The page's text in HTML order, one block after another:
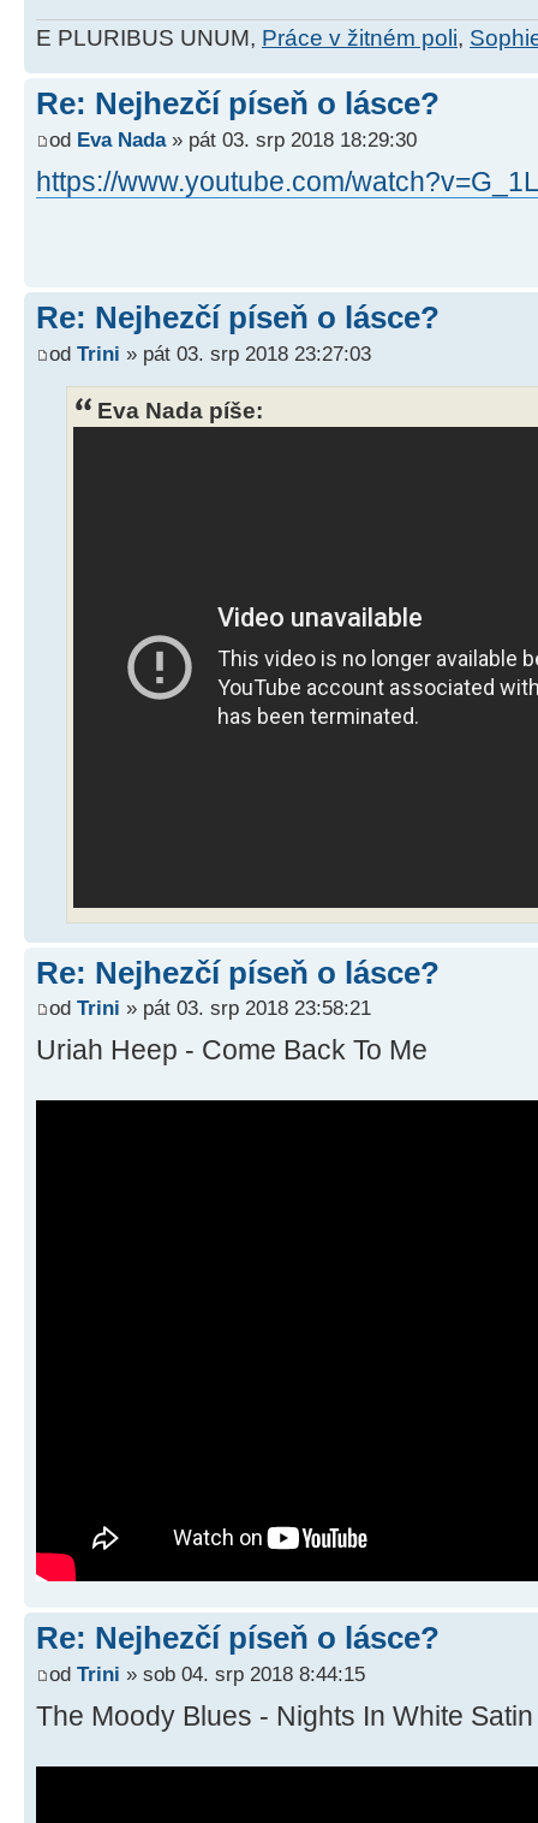
E PLURIBUS UNUM, Práce v žitném poli,
Re: Nejhezčí píseň o lásce?
od Eva Nada» pát 03. srp 2018 18:29:30
https://www.youtube.com/
Re: Nejhezčí píseň o lásce?
od Trini » pát 03. srp 2018 23:27:03
Eva Nada píše:
Re: Nejhezčí píseň o lásce?
od Trini » pát 03. srp 2018 23:58:21
Uriah Heep - Come Back To Me
Re: Nejhezčí píseň o lásce?
od Trini » sob 04. srp 2018 8:44:15
The Moody Blues - Nights In White Satin